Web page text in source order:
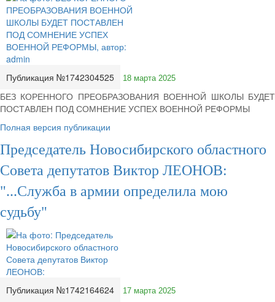
Публикация №1742304525 18 марта 2025
БЕЗ КОРЕННОГО ПРЕОБРАЗОВАНИЯ ВОЕННОЙ ШКОЛЫ БУДЕТ
ПОСТАВЛЕН ПОД СОМНЕНИЕ УСПЕХ ВОЕННОЙ РЕФОРМЫ
Полная версия публикации
Председатель Новосибирского областного
Совета депутатов Виктор ЛЕОНОВ:
"...Служба в армии определила мою
судьбу"
Публикация №1742164624 17 марта 2025